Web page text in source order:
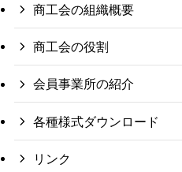
商工会の組織概要
商工会の役割
会員事業所の紹介
各種様式ダウンロード
リンク